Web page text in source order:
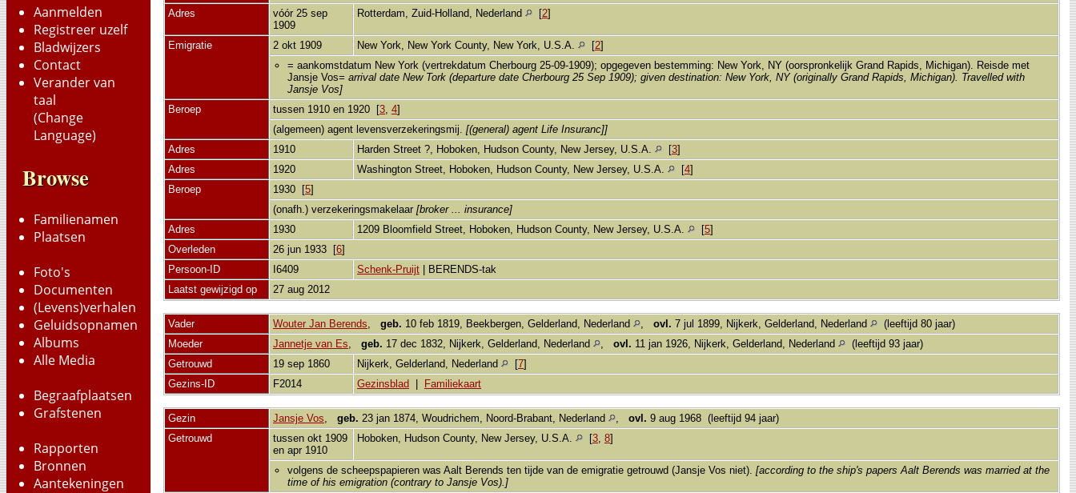
Aanmelden
Registreer uzelf
Bladwijzers
Contact
Verander van
taal
(Change
Language)
Browse
Familienamen
Plaatsen
Foto's
Documenten
(Levens)verhalen
Geluidsopnamen
Albums
Alle Media
Begraafplaatsen
Grafstenen
Rapporten
Bronnen
Aantekeningen
Adres
vóór 25 sep
1909
Rotterdam, Zuid-Holland, Nederland [2]
Emigratie 2 okt 1909 New York, New York County, New York, U.S.A. [2]
= aankomstdatum New York (vertrekdatum Cherbourg 25-09-1909); opgegeven bestemming: New York, NY (oorspronkelijk Grand Rapids, Michigan). Reisde met
Jansje Vos= arrival date New Tork (departure date Cherbourg 25 Sep 1909); given destination: New York, NY (originally Grand Rapids, Michigan). Travelled with
Jansje Vos]
Beroep
tussen 1910 en 1920 [3 4]
(algemeen) agent levensverzekeringsmij. [(general) agent Life Insuranc]]
Adres
1910 Harden Street ?, Hoboken, Hudson County, New Jersey, U.S.A. [3]
Adres
1920 Washington Street, Hoboken, Hudson County, New Jersey, U.S.A. [4]
Beroep
1930 [5]
(onafh.) verzekeringsmakelaar [broker ... insurance]
Adres
1930 1209 Bloomfield Street, Hoboken, Hudson County, New Jersey, U.S.A. [5]
Overleden
26 jun 1933 [6]
Persoon-ID
I6409 Schenk-Pruijt | BERENDS-tak
Laatst gewijzigd op
27 aug 2012
Vader Wouter Jan Berends geb. 10 feb 1819, Beekbergen, Gelderland, Nederland ovl. 7 jul 1899, Nijkerk, Gelderland, Nederland
(leeftijd 80 jaar)
Moeder
Jannetje van Es geb. 17 dec 1832, Nijkerk, Gelderland, Nederland ovl. 11 jan 1926, Nijkerk, Gelderland, Nederland
(leeftijd 93 jaar)
Getrouwd
19 sep 1860 Nijkerk, Gelderland, Nederland [7]
Gezins-ID
F2014 Gezinsblad | Familiekaart
Gezin Jansje Vos geb. 23 jan 1874, Woudrichem, Noord-Brabant, Nederland ovl. 9 aug 1968 (leeftijd 94 jaar)
Getrouwd
tussen okt 1909
en apr 1910
Hoboken, Hudson County, New Jersey, U.S.A. [3 8]
volgens de scheepspapieren was Aalt Berends ten tijde van de emigratie getrouwd (Jansje Vos niet).[according to the ship's papers Aalt Berends was married at the
time of his emigration (contrary to Jansje Vos).]